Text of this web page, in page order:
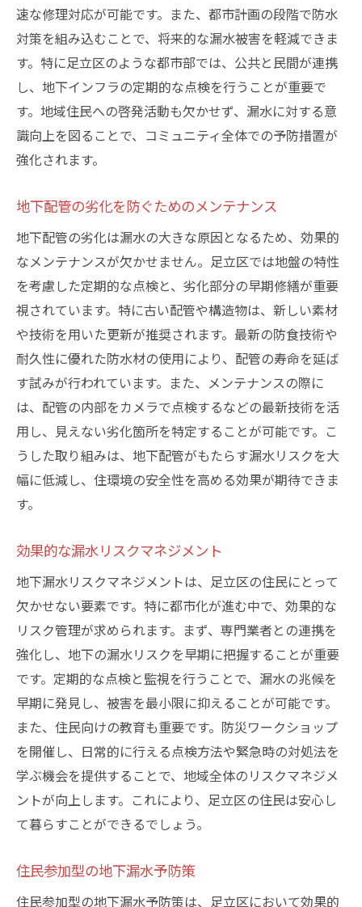
速な修理対応が可能です。また、都市計画の段階で防水
対策を組み込むことで、将来的な漏水被害を軽減できま
す。特に足立区のような都市部では、公共と民間が連携
し、地下インフラの定期的な点検を行うことが重要で
す。地域住民への啓発活動も欠かせず、漏水に対する意
識向上を図ることで、コミュニティ全体での予防措置が
強化されます。
地下配管の劣化を防ぐためのメンテナンス
地下配管の劣化は漏水の大きな原因となるため、効果的
なメンテナンスが欠かせません。足立区では地盤の特性
を考慮した定期的な点検と、劣化部分の早期修繕が重要
視されています。特に古い配管や構造物は、新しい素材
や技術を用いた更新が推奨されます。最新の防食技術や
耐久性に優れた防水材の使用により、配管の寿命を延ば
す試みが行われています。また、メンテナンスの際に
は、配管の内部をカメラで点検するなどの最新技術を活
用し、見えない劣化箇所を特定することが可能です。こ
うした取り組みは、地下配管がもたらす漏水リスクを大
幅に低減し、住環境の安全性を高める効果が期待できま
す。
効果的な漏水リスクマネジメント
地下漏水リスクマネジメントは、足立区の住民にとって
欠かせない要素です。特に都市化が進む中で、効果的な
リスク管理が求められます。まず、専門業者との連携を
強化し、地下の漏水リスクを早期に把握することが重要
です。定期的な点検と監視を行うことで、漏水の兆候を
早期に発見し、被害を最小限に抑えることが可能です。
また、住民向けの教育も重要です。防災ワークショップ
を開催し、日常的に行える点検方法や緊急時の対処法を
学ぶ機会を提供することで、地域全体のリスクマネジメ
ントが向上します。これにより、足立区の住民は安心し
て暮らすことができるでしょう。
住民参加型の地下漏水予防策
住民参加型の地下漏水予防策は、足立区において効果的